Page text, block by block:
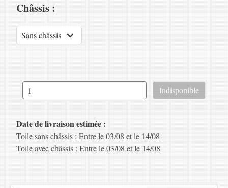
Châssis :
Date de livraison estimée :
Toile sans châssis : Entre le 03/08 et le 14/08
Toile avec châssis : Entre le 03/08 et le 14/08